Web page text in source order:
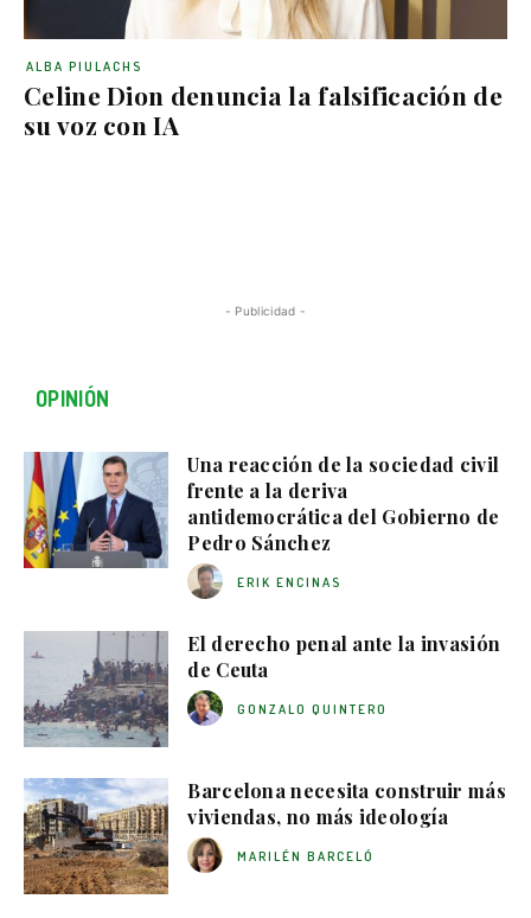
Celine Dion denuncia la falsificación de
su voz con IA
ALBA PIULACHS
- Publicidad -
OPINIÓN
Una reacción de la sociedad civil
frente a la deriva
antidemocrática del Gobierno de
Pedro Sánchez
ERIK ENCINAS
El derecho penal ante la invasión
de Ceuta
GONZALO QUINTERO
Barcelona necesita construir más
viviendas, no más ideología
MARILÉN BARCELÓ